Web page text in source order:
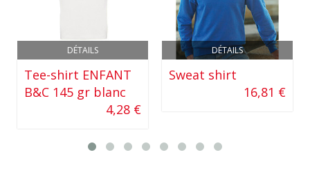
DÉTAILS
Tee-shirt ENFANT
B&C 145 gr blanc
4,28 €
DÉTAILS
Sweat shirt
16,81 €